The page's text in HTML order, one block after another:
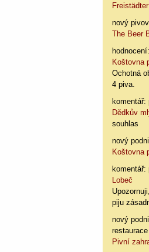
nový
The Beer
Koštovna
Ochotná
4 piva.
komentář:
Dědkův
souhlas
nový
Koštovna
komentář:
Lobeč
piju
nový
restaurace
Pivní